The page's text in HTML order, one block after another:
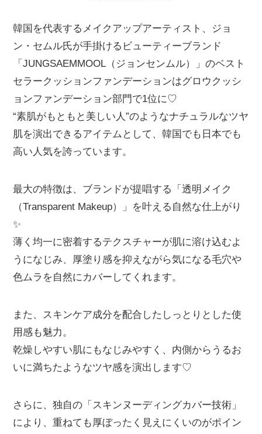
韓国を代表するメイクアップアーティスト、ジョ
ン・セムル氏が手掛けるビューティーブランド
「JUNGSAEMMOOL（ジョンセンムル）」のベスト
セラークッションファンデーションはグロウクッシ
ョンファンデーション部門で1位に♡
“素肌がもともと美しい人”のようなナチュラルなツヤ
肌を演出できるアイテムとして、韓国でも日本でも
高い人気を誇っています。
最大の特徴は、ブランドが提唱する「透明メイク
（Transparent Makeup）」を叶える自然な仕上がり
✨
薄く均一に密着するテクスチャーが肌に溶け込むよ
うになじみ、厚塗り感を抑えながら気になる毛穴や
色ムラを自然にカバーしてくれます。
また、スキンケア成分を配合したしっとりとした使
用感も魅力。
乾燥しやすい肌にもなじみやすく、内側からうるお
いに満ちたようなツヤ感を演出します♡
さらに、独自の「スキンヌーディングカバー技術」
により、重ねても厚ぼったく見えにくいのがポイン